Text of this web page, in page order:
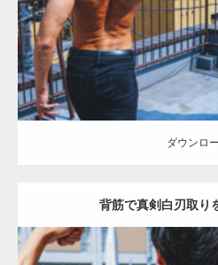
ダウンロード
ダウンロ
背筋で真剣白刃取り